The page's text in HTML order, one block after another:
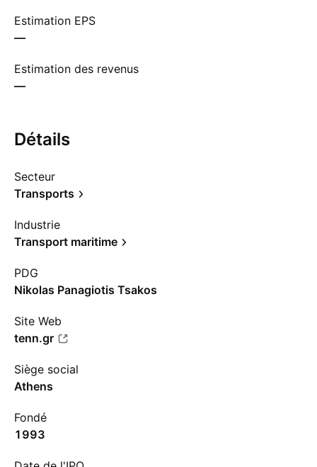
Estimation EPS
—
Estimation des revenus
—
Détails
Secteur
Transports
Industrie
Transport maritime
PDG
Nikolas Panagiotis Tsakos
Site Web
tenn.gr
Siège social
Athens
Fondé
1993